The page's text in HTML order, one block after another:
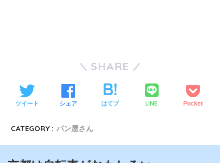
SHARE
ツイート シェア はてブ LINE Pocket
CATEGORY : パン屋さん